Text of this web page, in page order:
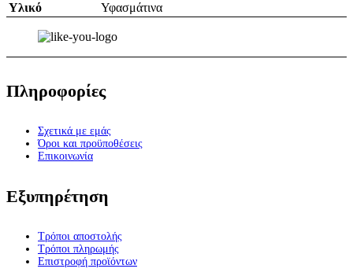
Υλικό Υφασμάτινα
Πληροφορίες
Σχετικά με εμάς
Όροι και προϋποθέσεις
Επικοινωνία
Εξυπηρέτηση
Τρόποι αποστολής
Τρόποι πληρωμής
Επιστροφή προϊόντων